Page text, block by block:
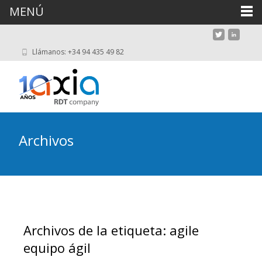
Llámanos: +34 94 435 49 82
Archivos
Archivos de la etiqueta: agile
equipo ágil
MENÚ